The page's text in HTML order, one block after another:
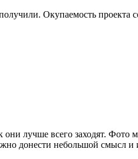
лучше всего заходят.
донести небольшой